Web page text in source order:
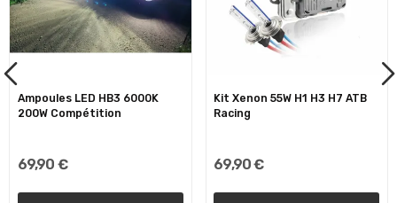
Ampoules LED HB3 6000K
200W Compétition
69,90 €
Kit Xenon 55W H1 H3 H7 ATB
Racing
69,90 €